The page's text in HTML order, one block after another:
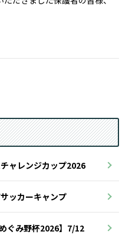
ャレンジカップ2026
ッカーキャンプ
ぐみ野杯2026】7/12